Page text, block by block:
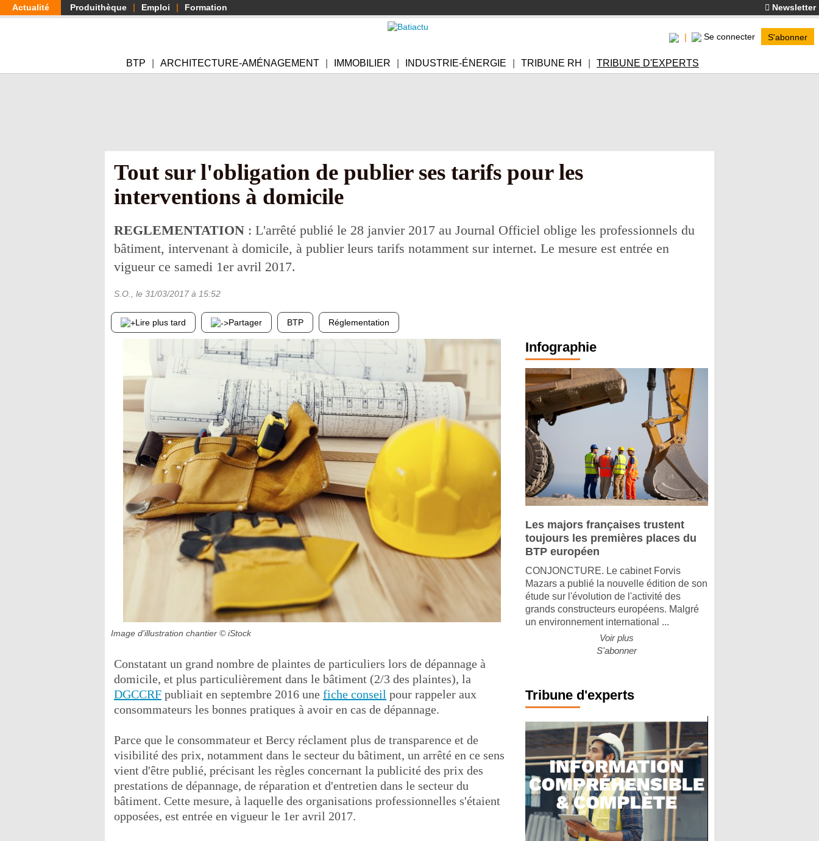
Aller
au
Actualité Produithèque Emploi Formation Newsletter
Se connecter S'abonner
BTP ARCHITECTURE-AMÉNAGEMENT IMMOBILIER INDUSTRIE-ÉNERGIE TRIBUNE RH TRIBUNE D'EXPERTS
Tout sur l'obligation de publier ses tarifs pour les
interventions à domicile
REGLEMENTATION : L'arrêté publié le 28 janvier 2017 au Journal Officiel oblige les professionnels du
bâtiment, intervenant à domicile, à publier leurs tarifs notamment sur internet. Le mesure est entrée en
vigueur ce samedi 1er avril 2017.
S.O. , le 31/03/2017 à 15:52
Lire plus tard Partager BTP Réglementation
Image d'illustration chantier © iStock
Constatant un grand nombre de plaintes de particuliers lors de dépannage à
domicile, et plus particulièrement dans le bâtiment (2/3 des plaintes), la
DGCCRF publiait en septembre 2016 une fiche conseil pour rappeler aux
consommateurs les bonnes pratiques à avoir en cas de dépannage.
Parce que le consommateur et Bercy réclament plus de transparence et de
visibilité des prix, notamment dans le secteur du bâtiment, un arrêté en ce sens
vient d'être publié, précisant les règles concernant la publicité des prix des
prestations de dépannage, de réparation et d'entretien dans le secteur du
bâtiment. Cette mesure, à laquelle des organisations professionnelles s'étaient
opposées, est entrée en vigueur le 1er avril 2017.
Infographie
Les majors françaises trustent
toujours les premières places du
BTP européen
CONJONCTURE. Le cabinet Forvis
Mazars a publié la nouvelle édition de son
étude sur l'évolution de l'activité des
grands constructeurs européens. Malgré
un environnement international ...
Voir plus
S'abonner
Tribune d'experts